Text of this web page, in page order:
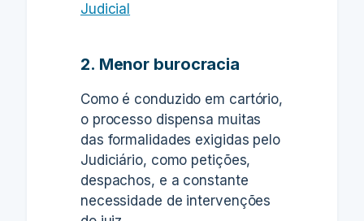
Judicial
2. Menor burocracia
Como é conduzido em cartório,
o processodispensa muitas
das formalidades exigidas pelo
Judiciário, como petições,
despachos, e a constante
necessidade de intervenções